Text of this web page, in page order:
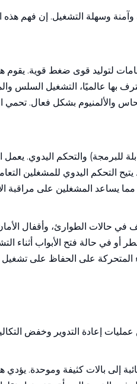
وآمنة وسهلة التشغيل. إن فهم
لتوليد قوى ضغط قوية. يقوم
بها عالميًا، التشغيل السلس
التحكم اليدوي للمشغلين
مما يساعد المشغلين على
في حالات الطوارئ، وأقفال
حالة فتح الأبواب أثناء
على الحفاظ على تشغيل
إعادة التدوير وخفض
إلى بالات كثيفة وموحدة.